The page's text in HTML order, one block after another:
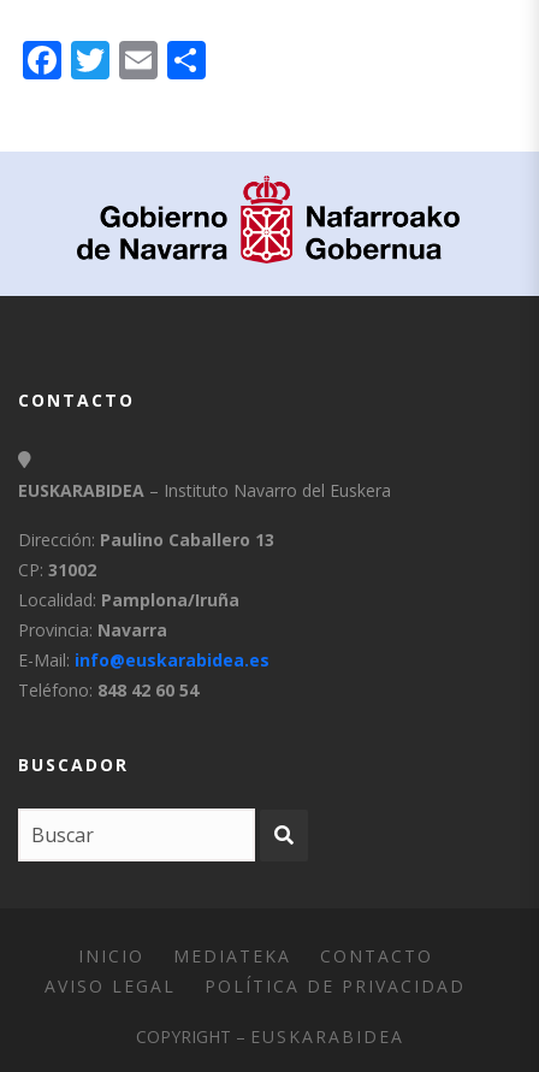
Facebook
Twitter
Email
CONTACTO
EUSKARABIDEA – Instituto Navarro del Euskera
Dirección: Paulino Caballero 13
CP: 31002
Localidad: Pamplona/Iruña
Provincia: Navarra
E-Mail: info@euskarabidea.es
Teléfono: 848 42 60 54
BUSCADOR
INICIO MEDIATEKA
CONTACTO
AVISO LEGAL
POLÍTICA DE PRIVACIDAD
COPYRIGHT – EUSKARABIDEA